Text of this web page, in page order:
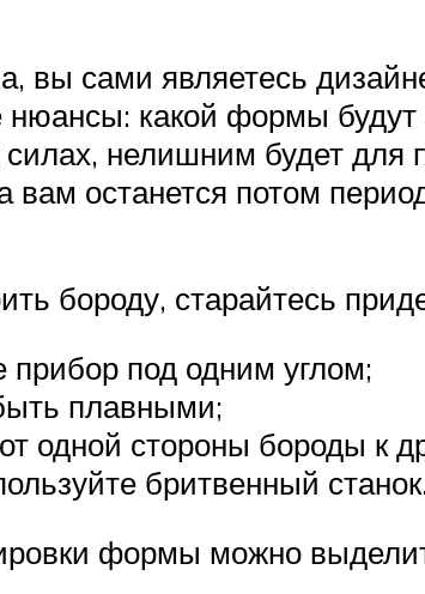
вы сами являетесь
нюансы: какой формы
нелишним будет для
останется потом
бороду, старайтесь
прибор под одним углом;
плавными;
одной стороны бороды к
бритвенный
формы можно